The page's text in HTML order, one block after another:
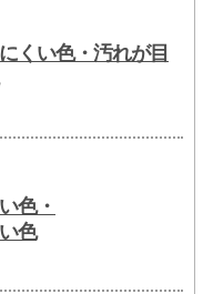
くい色・汚れが目
色・
色